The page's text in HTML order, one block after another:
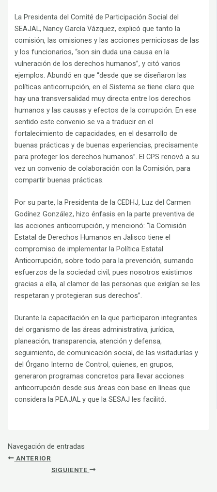
La Presidenta del Comité de Participación Social del
SEAJAL, Nancy García Vázquez, explicó que tanto la
comisión, las omisiones y las acciones perniciosas de las
y los funcionarios, “son sin duda una causa en la
vulneración de los derechos humanos”, y citó varios
ejemplos. Abundó en que “desde que se diseñaron las
políticas anticorrupción, en el Sistema se tiene claro que
hay una transversalidad muy directa entre los derechos
humanos y las causas y efectos de la corrupción. En ese
sentido este convenio se va a traducir en el
fortalecimiento de capacidades, en el desarrollo de
buenas prácticas y de buenas experiencias, precisamente
para proteger los derechos humanos”. El CPS renovó a su
vez un convenio de colaboración con la Comisión, para
compartir buenas prácticas.
Por su parte, la Presidenta de la CEDHJ, Luz del Carmen
Godínez González, hizo énfasis en la parte preventiva de
las acciones anticorrupción, y mencionó: “la Comisión
Estatal de Derechos Humanos en Jalisco tiene el
compromiso de implementar la Política Estatal
Anticorrupción, sobre todo para la prevención, sumando
esfuerzos de la sociedad civil, pues nosotros existimos
gracias a ella, al clamor de las personas que exigían se les
respetaran y protegieran sus derechos”.
Durante la capacitación en la que participaron integrantes
del organismo de las áreas administrativa, jurídica,
planeación, transparencia, atención y defensa,
seguimiento, de comunicación social, de las visitadurías y
del Órgano Interno de Control, quienes, en grupos,
generaron programas concretos para llevar acciones
anticorrupción desde sus áreas con base en líneas que
considera la PEAJAL y que la SESAJ les facilitó.
Navegación de entradas
ANTERIOR
SIGUIENTE